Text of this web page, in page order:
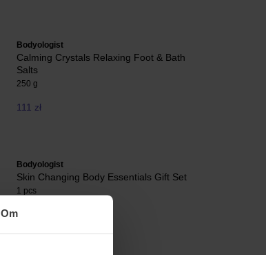
Om
Bodyologist
Calming Crystals Relaxing Foot & Bath
Salts
250 g
111 zł
Bodyologist
Skin Changing Body Essentials Gift Set
1 pcs